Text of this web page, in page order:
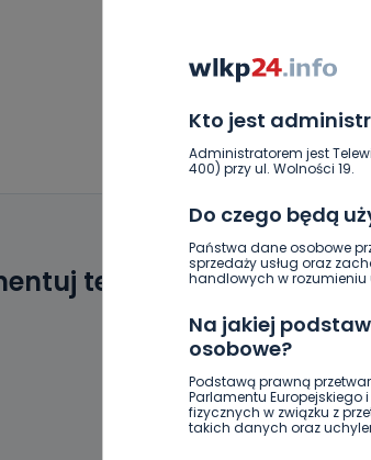
Kto jest
Administratorem jest
400) przy ul. Wolności 19.
Do czego będą
Państwa dane osobowe
sprzedaży usług oraz
handlowych w rozumieniu
Na jakiej
osobowe?
Podstawą prawną
Parlamentu Europejskiego
fizycznych w związku z
takich danych oraz
ten wpis jako